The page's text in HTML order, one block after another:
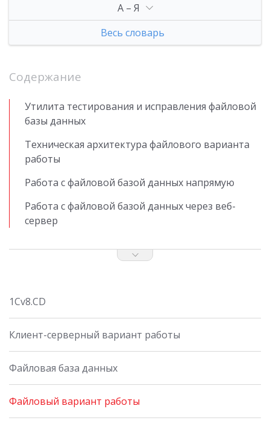
А – Я
Весь словарь
Содержание
Утилита тестирования и исправления файловой
базы данных
Техническая архитектура файлового варианта
работы
Работа с файловой базой данных напрямую
Работа с файловой базой данных через веб-
сервер
1Cv8.CD
Клиент-серверный вариант работы
Файловая база данных
Файловый вариант работы